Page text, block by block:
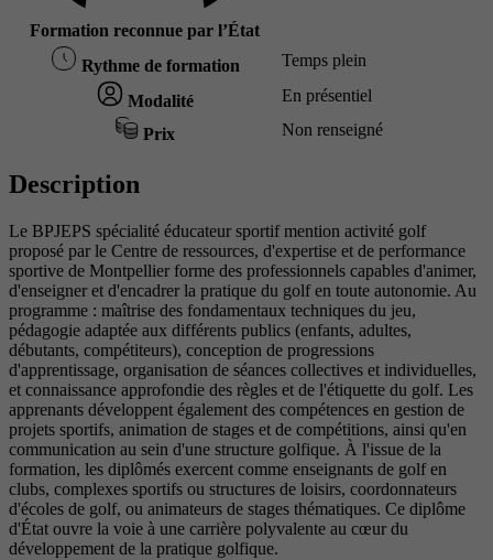
Formation reconnue par l’État
Rythme de formation Temps plein
Modalité En présentiel
Prix Non renseigné
Description
Le BPJEPS spécialité éducateur sportif mention activité golf
proposé par le Centre de ressources, d'expertise et de performance
sportive de Montpellier forme des professionnels capables d'animer,
d'enseigner et d'encadrer la pratique du golf en toute autonomie. Au
programme : maîtrise des fondamentaux techniques du jeu,
pédagogie adaptée aux différents publics (enfants, adultes,
débutants, compétiteurs), conception de progressions
d'apprentissage, organisation de séances collectives et individuelles,
et connaissance approfondie des règles et de l'étiquette du golf. Les
apprenants développent également des compétences en gestion de
projets sportifs, animation de stages et de compétitions, ainsi qu'en
communication au sein d'une structure golfique. À l'issue de la
formation, les diplômés exercent comme enseignants de golf en
clubs, complexes sportifs ou structures de loisirs, coordonnateurs
d'écoles de golf, ou animateurs de stages thématiques. Ce diplôme
d'État ouvre la voie à une carrière polyvalente au cœur du
développement de la pratique golfique.